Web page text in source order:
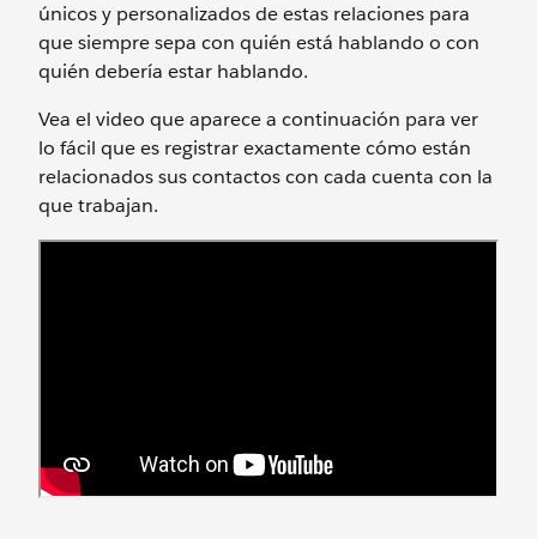
únicos y personalizados de estas relaciones para
que siempre sepa con quién está hablando o con
quién debería estar hablando.
Vea el video que aparece a continuación para ver
lo fácil que es registrar exactamente cómo están
relacionados sus contactos con cada cuenta con la
que trabajan.